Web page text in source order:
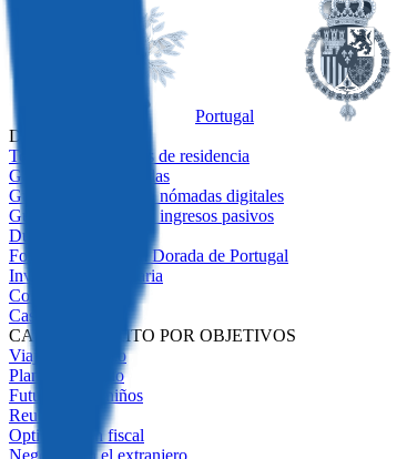
Portugal
DESTACADO
Todos los programas de residencia
Guía de Visas Doradas
Guía de visados ​​para nómadas digitales
Guía de visados ​​para ingresos pasivos
Due Diligence
Fondos para la Visa Dorada de Portugal
Inversión Inmobiliaria
Comparativa
Casos de Éxito
CASOS DE ÉXITO POR OBJETIVOS
Viajes sin visado
Plan de respaldo
Futuro de los niños
Reubicación
Optimización fiscal
Negocios en el extranjero